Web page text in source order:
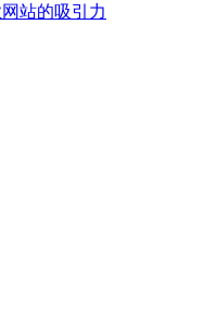
站的吸引力